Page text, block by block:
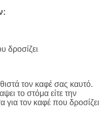
δροσίζει
τον καφέ σας καυτό.
το στόμα είτε την
για τον καφέ που δροσίζει